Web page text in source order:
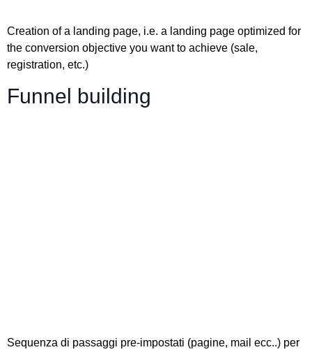
Creation of a landing page, i.e. a landing page optimized for
the conversion objective you want to achieve (sale,
registration, etc.)
Funnel building
Sequenza di passaggi pre-impostati (pagine, mail ecc..) per